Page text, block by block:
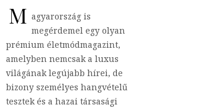
M agyarország is
megérdemel egy olyan
prémium életmódmagazint,
amelyben nemcsak a luxus
világának legújabb hírei, de
bizony személyes hangvételű
tesztek és a hazai társasági